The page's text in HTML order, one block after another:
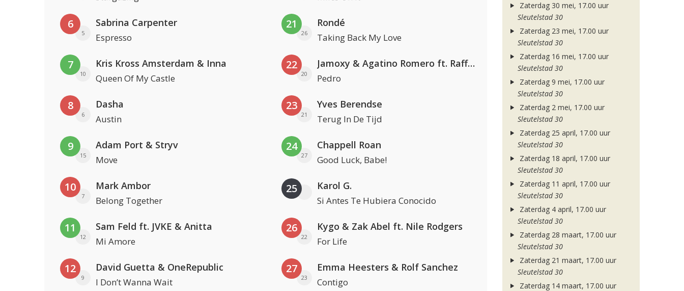
6
5
Sabrina Carpenter
Espresso
7
10
Kris Kross Amsterdam & Inna
Queen Of My Castle
8
6
Dasha
Austin
9
15
Adam Port & Stryv
Move
10
7
Mark Ambor
Belong Together
11
12
Sam Feld ft. JVKE & Anitta
Mi Amore
12
9
David Guetta & OneRepublic
I Don’t Wanna Wait
21
26
Rondé
Taking Back My Love
22
20
Jamoxy & Agatino Romero ft. Raffaella Carrà
Pedro
23
21
Yves Berendse
Terug In De Tijd
24
27
Chappell Roan
Good Luck, Babe!
25 Karol G.
Si Antes Te Hubiera Conocido
26
22
Kygo & Zak Abel ft. Nile Rodgers
For Life
27
23
Emma Heesters & Rolf Sanchez
Contigo
Zaterdag 30 mei, 17.00 uur
Sleutelstad 30
Zaterdag 23 mei, 17.00 uur
Sleutelstad 30
Zaterdag 16 mei, 17.00 uur
Sleutelstad 30
Zaterdag 9 mei, 17.00 uur
Sleutelstad 30
Zaterdag 2 mei, 17.00 uur
Sleutelstad 30
Zaterdag 25 april, 17.00 uur
Sleutelstad 30
Zaterdag 18 april, 17.00 uur
Sleutelstad 30
Zaterdag 11 april, 17.00 uur
Sleutelstad 30
Zaterdag 4 april, 17.00 uur
Sleutelstad 30
Zaterdag 28 maart, 17.00 uur
Sleutelstad 30
Zaterdag 21 maart, 17.00 uur
Sleutelstad 30
Zaterdag 14 maart, 17.00 uur